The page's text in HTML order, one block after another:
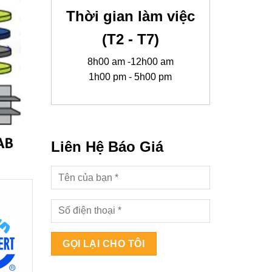
Thời gian làm việc
(T2 - T7)
8h00 am -12h00 am
1h00 pm - 5h00 pm
Liên Hệ Báo Giá